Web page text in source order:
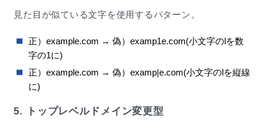
見た目が似ている文字を使用するパターン。
正）example.com → 偽）examp1e.com(小文字のlを数
字の1に)
正）example.com → 偽）examp|e.com(小文字のlを縦線
に)
5. トップレベルドメイン変更型